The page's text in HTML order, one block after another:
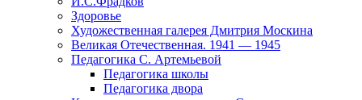
Здоровье
Художественная галерея Дмитрия Москина
Великая Отечественная. 1941 — 1945
Педагогика С. Артемьевой
Педагогика школы
Педагогика двора